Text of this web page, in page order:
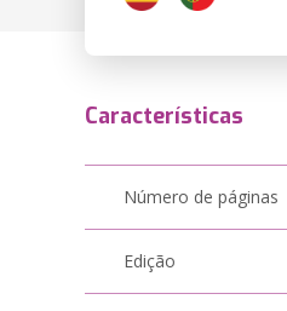
Características
Número de páginas
Edição